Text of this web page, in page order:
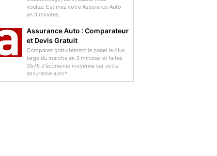
voulez. Estimez votre Assurance Auto
en 3 minutes.
Assurance Auto : Comparateur
et Devis Gratuit
Comparez gratuitement le panel le plus
large du marché en 3 minutes et faites
357€ d'économie moyenne sur votre
assurance auto*